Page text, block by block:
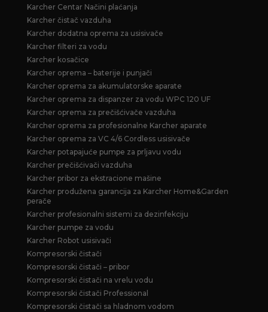
Karcher Centar Načini plaćanja
Karcher čistač vazduha
Karcher dodatna oprema za usisivače
Karcher filteri za vodu
Karcher kosačice
Karcher oprema – baterije i punjači
Karcher oprema za akumulatorske aparate
Karcher oprema za dispanzer za vodu WPC 120 UF
Karcher oprema za prečišćivače vazduha
Karcher oprema za profesionalne Karcher aparate
Karcher oprema za VC 4/6 Cordless usisivače
Karcher potapajuće pumpe za prljavu vodu
Karcher prečišćivači vazduha
Karcher pribor za ekstracione mašine
Karcher produžena garancija za Karcher Home&Garden
perače
Karcher profesionalni sistemi za dezinfekciju
Karcher pumpe za vodu
Karcher Robot usisivači
Kompresorski čistači
Kompresorski čistači – pribor
Kompresorski čistači na vrelu vodu
Kompresorski čistači Professional
Kompresorski čistači sa hladnom vodom